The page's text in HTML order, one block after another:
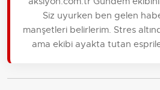
Siz uyurken ben gelen
manşetleri belirlerim. Stres
ama ekibi ayakta tutan